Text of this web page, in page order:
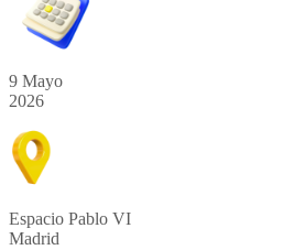
9 Mayo
2026
Espacio Pablo VI
Madrid